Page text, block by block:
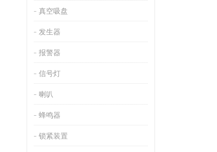
真空吸盘
发生器
报警器
信号灯
喇叭
蜂鸣器
锁紧装置